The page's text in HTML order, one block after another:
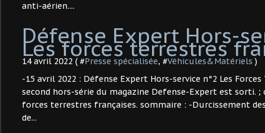
anti-aérien....
Défense Expert Hors-
Les forces terrestres
14 avril 2022 ( #Presse spécialisée, #Véhicules&Matériels )
-15 avril 2022 : Défense Expert Hors-service n°2 Les Forces
second hors-série du magazine Defense-Expert est sorti.
forces terrestres françaises. sommaire : -Durcissement
de...